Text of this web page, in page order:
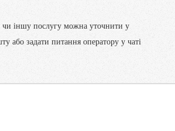
іншу послугу можна уточнити у
або задати питання оператору у чаті